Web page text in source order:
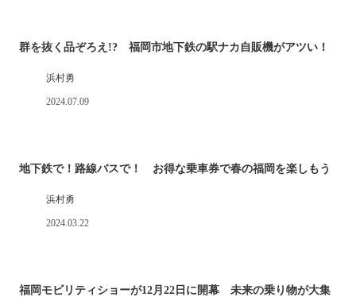
群を抜く品ぞろえ!? 福岡市地下鉄の駅ナカ自販機がアツい！
浜村勇
2024.07.09
地下鉄で！路線バスで！ お得な乗車券で春の福岡を楽しもう
浜村勇
2024.03.22
福岡モビリティショーが12月22日に開幕 未来の乗り物が大集